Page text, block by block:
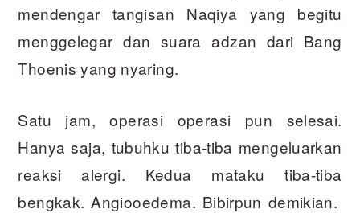
mendengar tangisan Naqiya yang begitu
menggelegar dan suara adzan dari Bang
Thoenis yang nyaring.
Satu jam, operasi operasi pun selesai.
Hanya saja, tubuhku tiba-tiba mengeluarkan
reaksi alergi. Kedua mataku tiba-tiba
bengkak. Angiooedema. Bibirpun demikian.